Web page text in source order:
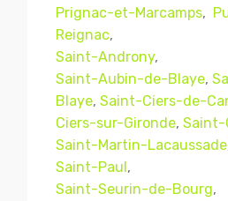
Prignac-et-Marcamps,
Reignac,
Saint-Androny,
Saint-Aubin-de-Blaye,
Blaye, Saint-Ciers-de-
Ciers-sur-Gironde, Saint-
Saint-Martin-Lacaussade
Saint-Paul,
Saint-Seurin-de-Bourg,